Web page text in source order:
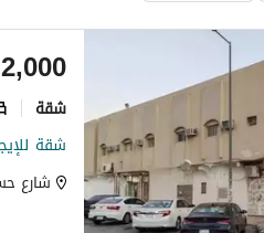
2,000
شقة
شقة
شارع